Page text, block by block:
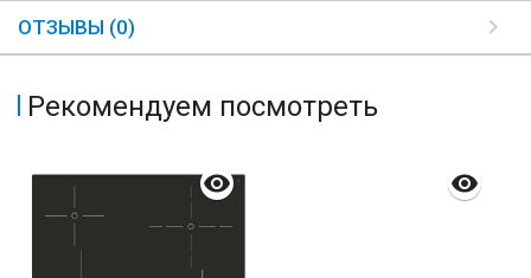
ОТЗЫВЫ (0)
Рекомендуем посмотреть